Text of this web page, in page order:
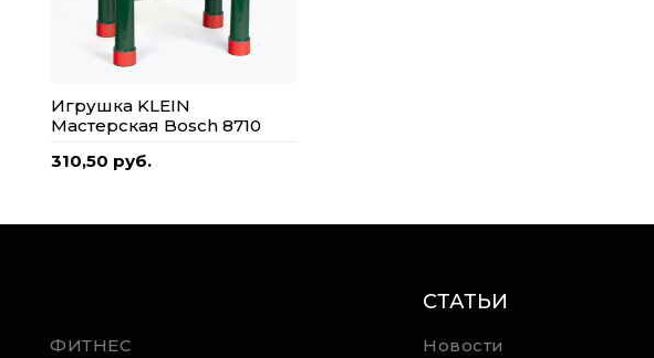
Игрушка KLEIN
Мастерская Bosch 8710
310,50 руб.
ФИТНЕС
СТАТЬИ
Новости